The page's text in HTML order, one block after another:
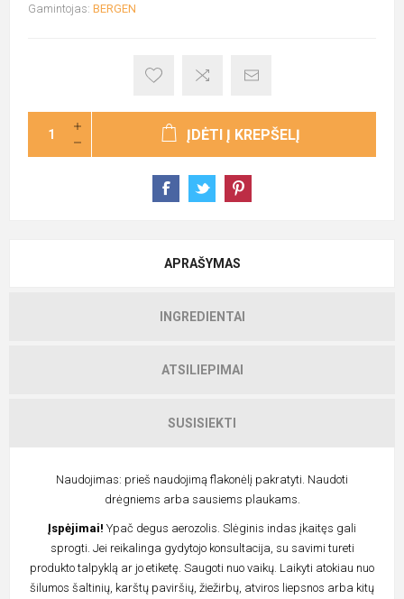
Gamintojas: BERGEN
ĮDĖTI Į KREPŠELĮ
APRAŠYMAS
INGREDIENTAI
ATSILIEPIMAI
SUSISIEKTI
Naudojimas: prieš naudojimą flakonėlį pakratyti. Naudoti
drėgniems arba sausiems plaukams.
Įspėjimai! Ypač degus aerozolis. Slėginis indas įkaitęs gali
sprogti. Jei reikalinga gydytojo konsultacija, su savimi tureti
produkto talpyklą ar jo etiketę. Saugoti nuo vaikų. Laikyti atokiau nuo
šilumos šaltinių, karštų paviršių, žiežirbų, atviros liepsnos arba kitų